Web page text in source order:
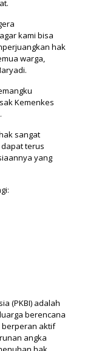
kami bisa
hak
warga,
Kemenkes
sangat
terus
yang
(PKBI) adalah
berencana
berperan aktif
angka